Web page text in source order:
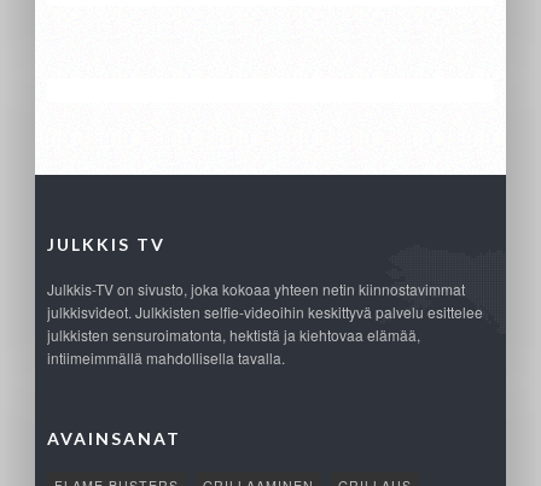
JULKKIS TV
Julkkis-TV on sivusto, joka kokoaa yhteen netin kiinnostavimmat
julkkisvideot. Julkkisten selfie-videoihin keskittyvä palvelu esittelee
julkkisten sensuroimatonta, hektistä ja kiehtovaa elämää,
intiimeimmällä mahdollisella tavalla.
AVAINSANAT